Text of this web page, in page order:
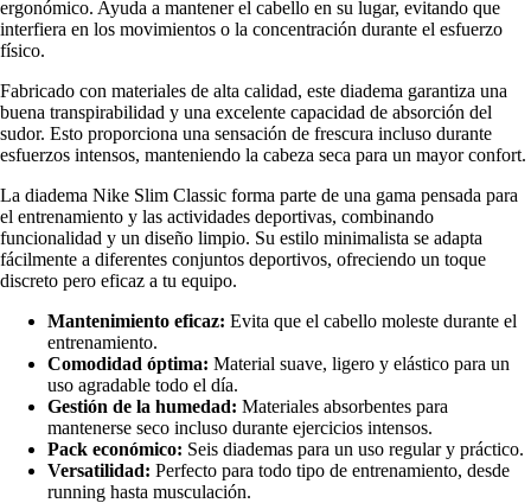
ergonómico. Ayuda a mantener el cabello en su lugar, evitando que
interfiera en los movimientos o la concentración durante el esfuerzo
físico.
Fabricado con materiales de alta calidad, este diadema garantiza una
buena transpirabilidad y una excelente capacidad de absorción del
sudor. Esto proporciona una sensación de frescura incluso durante
esfuerzos intensos, manteniendo la cabeza seca para un mayor confort.
La diadema Nike Slim Classic forma parte de una gama pensada para
el entrenamiento y las actividades deportivas, combinando
funcionalidad y un diseño limpio. Su estilo minimalista se adapta
fácilmente a diferentes conjuntos deportivos, ofreciendo un toque
discreto pero eficaz a tu equipo.
Mantenimiento eficaz: Evita que el cabello moleste durante el
entrenamiento.
Comodidad óptima: Material suave, ligero y elástico para un
uso agradable todo el día.
Gestión de la humedad: Materiales absorbentes para
mantenerse seco incluso durante ejercicios intensos.
Pack económico: Seis diademas para un uso regular y práctico.
Versatilidad: Perfecto para todo tipo de entrenamiento, desde
running hasta musculación.